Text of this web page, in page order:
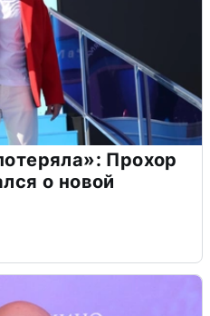
Прохор
о новой